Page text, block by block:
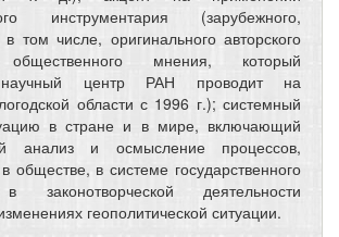
инструментария (зарубежного,
в том числе, оригинального авторского
общественного мнения, который
научный центр РАН проводит на
области с 1996 г.); системный
в стране и в мире, включающий
анализ и осмысление процессов,
обществе, в системе государственного
законотворческой деятельности
геополитической ситуации.